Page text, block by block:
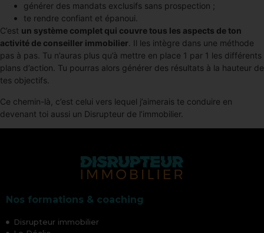
générer des mandats exclusifs sans prospection ;
te rendre confiant et épanoui.
C’est un système complet qui couvre tous les aspects de ton
activité de conseiller immobilier . Il les intègre dans une méthode
pas à pas. Tu n’auras plus qu’à mettre en place 1 par 1 les différents
plans d’action. Tu pourras alors générer des résultats à la hauteur de
tes objectifs.
Ce chemin-là, c’est celui vers lequel j’aimerais te conduire en
devenant toi aussi un Disrupteur de l’immobilier.
Nos formations & coaching
Disrupteur immobilier